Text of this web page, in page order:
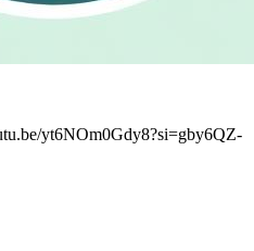
yt6NOm0Gdy8?si=gby6QZ-